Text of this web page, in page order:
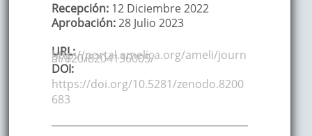
Recepción: 12 Diciembre 2022
Aprobación:28 Julio 2023
URL:
http://portal.amelica.org/ameli/journ
al/820/8204136005/
DOI:
https://doi.org/10.5281/zenodo.8200
683